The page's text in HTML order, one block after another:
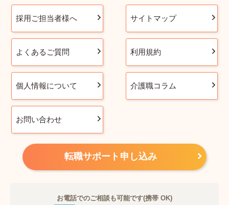
採用ご担当者様へ サイトマップ
よくあるご質問 利用規約
個人情報について 介護職コラム
お問い合わせ
転職サポート申し込み
お電話でのご相談も可能です(携帯 OK)